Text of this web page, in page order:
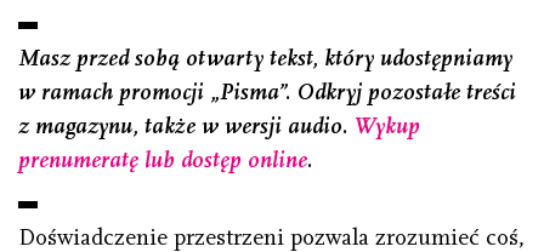
Masz przed sobą otwarty tekst, który udostępniamy
w ramach promocji „Pisma”. Odkryj pozostałe treści
z magazynu, także w wersji audio. Wykup
prenumeratę lub dostęp online.
Doświadczenie przestrzeni pozwala zrozumieć coś,